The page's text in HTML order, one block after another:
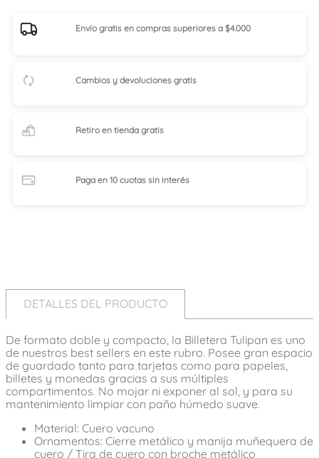
Envío gratis en compras superiores a $4.000
Cambios y devoluciones gratis
Retiro en tiendagratis
Paga en 10 cuotassin interés
DETALLES DEL PRODUCTO
De formato doble y compacto, la Billetera Tulipan es uno
de nuestros best sellers en este rubro. Posee gran espacio
de guardado tanto para tarjetas como para papeles,
billetes y monedas gracias a sus múltiples
compartimentos. No mojar ni exponer al sol, y para su
mantenimiento limpiar con paño húmedo suave.
Material: Cuero vacuno
Ornamentos: Cierre metálico y manija muñequera de
cuero / Tira de cuero con broche metálico